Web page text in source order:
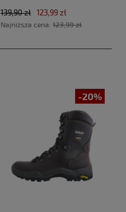
139,90 zł 123,99 zł
Najniższa cena: 123,99 zł
-20%